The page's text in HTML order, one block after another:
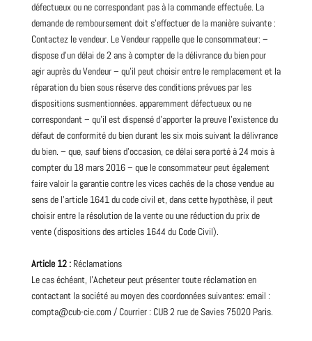
défectueux ou ne correspondant pas à la commande effectuée. La
demande de remboursement doit s’effectuer de la manière suivante :
Contactez le vendeur. Le Vendeur rappelle que le consommateur: –
dispose d’un délai de 2 ans à compter de la délivrance du bien pour
agir auprès du Vendeur – qu’il peut choisir entre le remplacement et la
réparation du bien sous réserve des conditions prévues par les
dispositions susmentionnées. apparemment défectueux ou ne
correspondant – qu’il est dispensé d’apporter la preuve l’existence du
défaut de conformité du bien durant les six mois suivant la délivrance
du bien. – que, sauf biens d’occasion, ce délai sera porté à 24 mois à
compter du 18 mars 2016 – que le consommateur peut également
faire valoir la garantie contre les vices cachés de la chose vendue au
sens de l’article 1641 du code civil et, dans cette hypothèse, il peut
choisir entre la résolution de la vente ou une réduction du prix de
vente (dispositions des articles 1644 du Code Civil).
Article 12 :Réclamations
Le cas échéant, l’Acheteur peut présenter toute réclamation en
contactant la société au moyen des coordonnées suivantes: email :
compta@cub-cie.com / Courrier : CUB 2 rue de Savies 75020 Paris.